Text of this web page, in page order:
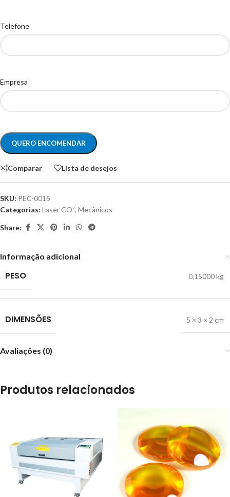
Telefone
Empresa
Comparar Lista de desejos
SKU: PEC-0015
Categorias: Laser CO², Mecânicos
Share:
Informação adicional
PESO 0,15000 kg
DIMENSÕES 5 × 3 × 2 cm
Avaliações (0)
Produtos relacionados